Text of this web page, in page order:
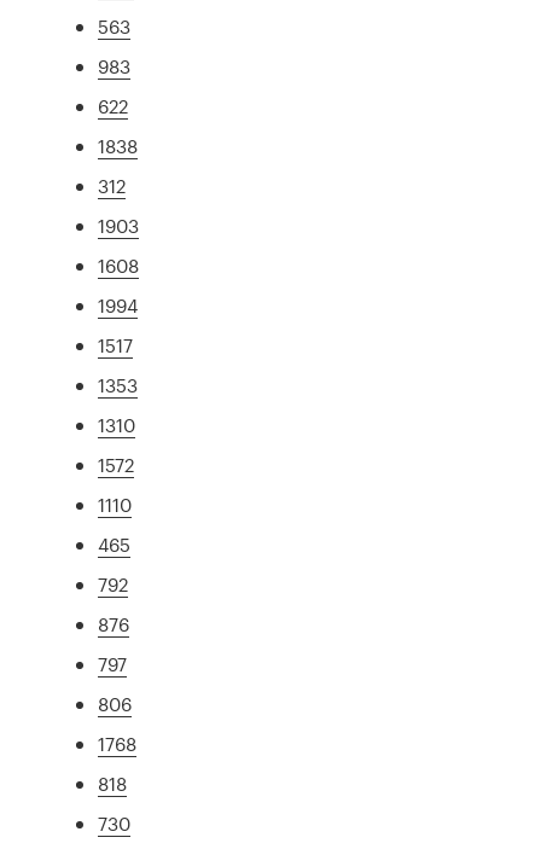
563
983
622
1838
312
1903
1608
1994
1517
1353
1310
1572
1110
465
792
876
797
806
1768
818
730